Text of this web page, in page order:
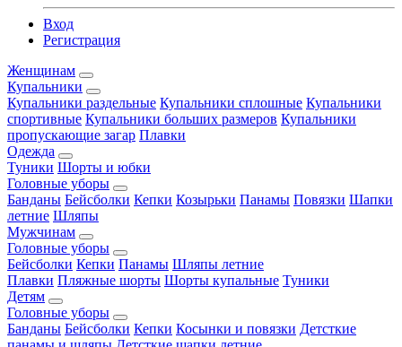
Вход
Регистрация
Женщинам
Купальники
Купальники раздельные Купальники сплошные Купальники
спортивные Купальники больших размеров Купальники
пропускающие загар Плавки
Одежда
Туники Шорты и юбки
Головные уборы
Банданы Бейсболки Кепки Козырьки Панамы Повязки Шапки
летние Шляпы
Мужчинам
Головные уборы
Бейсболки Кепки Панамы Шляпы летние
Плавки Пляжные шорты Шорты купальные Туники
Детям
Головные уборы
Банданы Бейсболки Кепки Косынки и повязки Детсткие